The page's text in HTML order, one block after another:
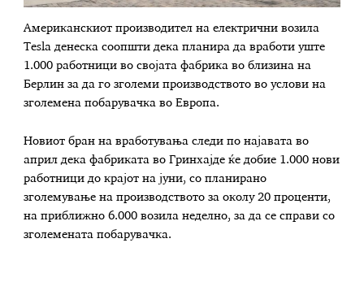
Американскиот производител на електрични возила
Tesla денеска соопшти дека планира да вработи уште
1.000 работници во својата фабрика во близина на
Берлин за да го зголеми производството во услови на
зголемена побарувачка во Европа.
Новиот бран на вработувања следи по најавата во
април дека фабриката во Гринхајде ќе добие 1.000 нови
работници до крајот на јуни, со планирано
зголемување на производството за околу 20 проценти,
на приближно 6.000 возила неделно, за да се справи со
зголемената побарувачка.